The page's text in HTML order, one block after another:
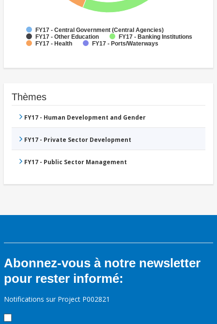
FY17 - Central Government (Central Agencies)
FY17 - Other Education
FY17 - Banking Institutions
FY17 - Health
FY17 - Ports/Waterways
Thèmes
FY17 - Human Development and Gender
FY17 - Private Sector Development
FY17 - Public Sector Management
Abonnez-vous à notre newsletter
pour rester informé:
Notifications sur Project P002821